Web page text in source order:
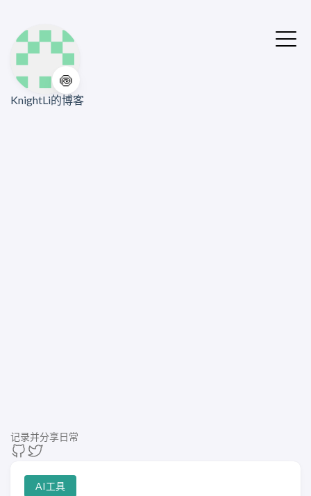
🍥
KnightLi的博客
记录并分享日常
AI工具